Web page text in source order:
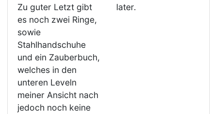
Zu guter Letzt gibt
es noch zwei Ringe,
sowie
Stahlhandschuhe
und ein Zauberbuch,
welches in den
unteren Leveln
meiner Ansicht nach
jedoch noch keine
later.